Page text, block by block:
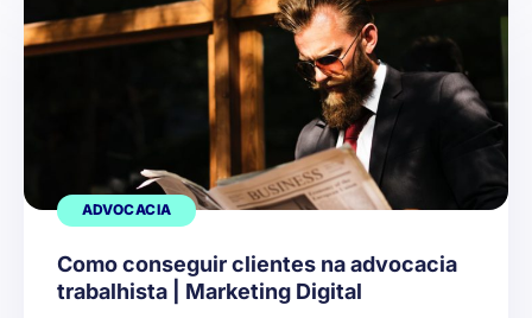
ADVOCACIA
Como conseguir clientes na advocacia
trabalhista | Marketing Digital